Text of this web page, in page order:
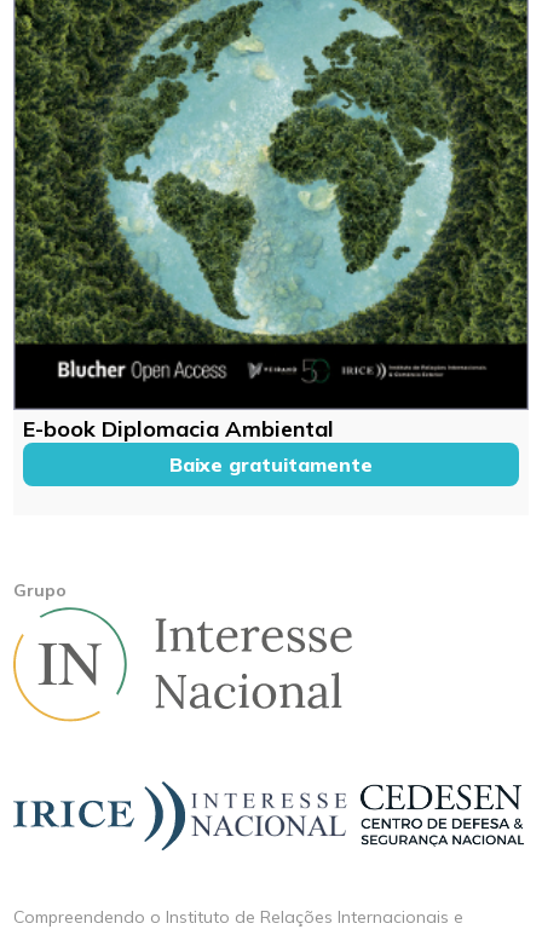
E-book Diplomacia Ambiental
Baixe gratuitamente
Grupo
Compreendendo o Instituto de Relações Internacionais e